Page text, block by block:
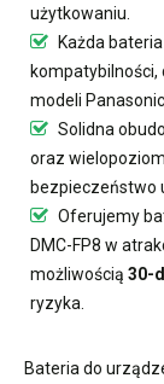
użytkowaniu.
Każda
kompatybilności,
modeli
Solidna
oraz
bezpieczeństwo
Oferujemy
DMC-FP8 w
możliwością 30-
ryzyka.
Bateria do